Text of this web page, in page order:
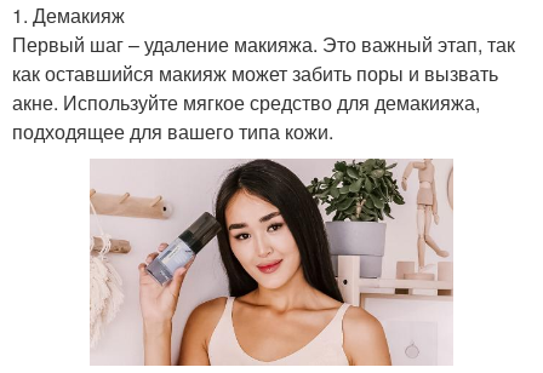
1. Демакияж
Первый шаг – удаление макияжа. Это важный этап, так
как оставшийся макияж может забить поры и вызвать
акне. Используйте мягкое средство для демакияжа,
подходящее для вашего типа кожи.